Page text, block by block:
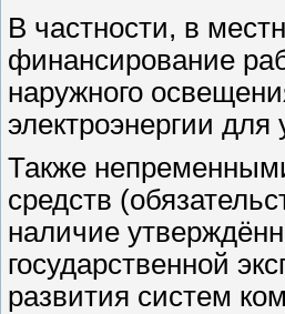
В частности, в
финансирование
наружного
электроэнергии
Также
средств
наличие
государственной
развития систем